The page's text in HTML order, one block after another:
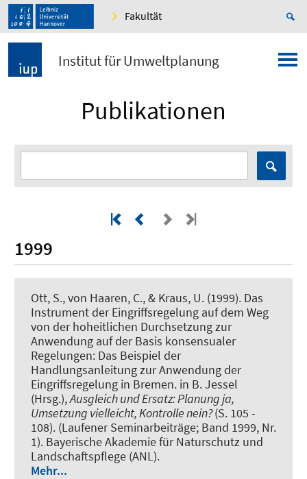
Fakultät
Institut für Umweltplanung
Publikationen
1999
Ott, S., von Haaren, C., & Kraus, U. (1999). Das
Instrument der Eingriffsregelung auf dem Weg
von der hoheitlichen Durchsetzung zur
Anwendung auf der Basis konsensualer
Regelungen: Das Beispiel der
Handlungsanleitung zur Anwendung der
Eingriffsregelung in Bremen. in B. Jessel
(Hrsg.),Ausgleich und Ersatz: Planung ja,
Umsetzung vielleicht, Kontrolle nein?(S. 105 -
108). (Laufener Seminarbeiträge; Band 1999, Nr.
1). Bayerische Akademie für Naturschutz und
Landschaftspflege (ANL).
Mehr...